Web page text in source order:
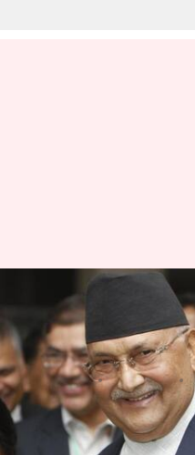
नए नक्शे के बाद
इलाकों में
बना रहा नेपाल
लेखन मुकुल तोमर Sep 24, 2020
क्या है खबर?